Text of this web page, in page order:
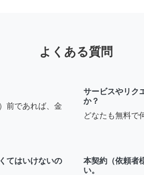
よくある質問
前であれば、金
サービスやリク
か？
どなたも無料で
てはいけないの
本契約（依頼者
い。